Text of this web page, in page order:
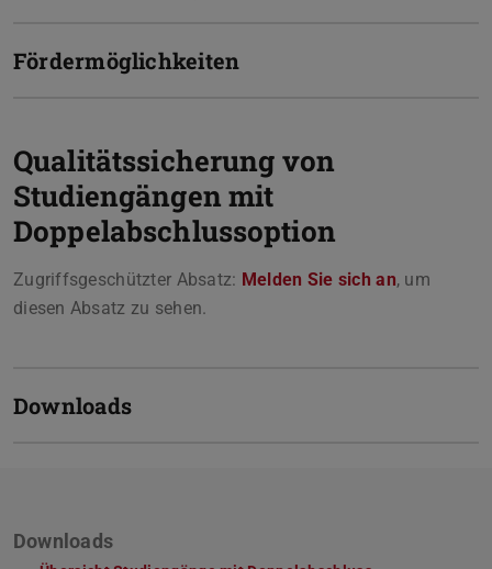
Fördermöglichkeiten
Qualitätssicherung von
Studiengängen mit
Doppelabschlussoption
Zugriffsgeschützter Absatz: Melden Sie sich an, um
diesen Absatz zu sehen.
Downloads
Downloads